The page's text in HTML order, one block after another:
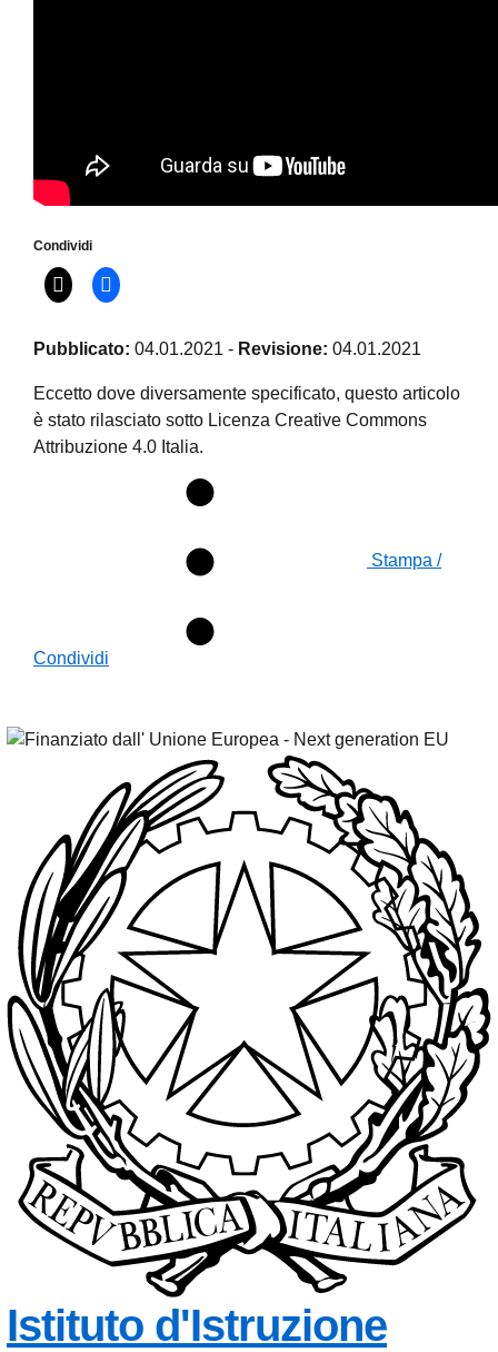
Condividi
Pubblicato: 04.01.2021 - Revisione: 04.01.2021
Eccetto dove diversamente specificato, questo articolo
è stato rilasciato sotto Licenza Creative Commons
Attribuzione 4.0 Italia.
Stampa /
Condividi
Istituto d'Istruzione